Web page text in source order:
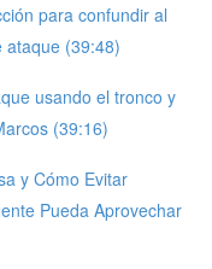
para confundir al
ataque (39:48)
usando el tronco y
(39:16)
y Cómo Evitar
Pueda Aprovechar